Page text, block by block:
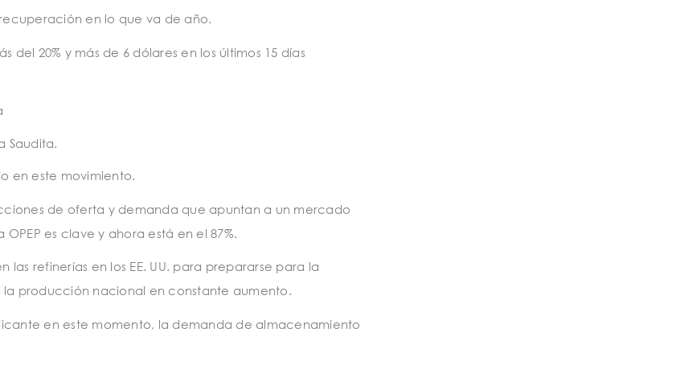
en lo que va de año.
20% y más de 6 dólares en los últimos 15 días
Saudita.
en este movimiento.
de oferta y demanda que apuntan a un mercado
es clave y ahora está en el 87%.
refinerías en los EE. UU. para prepararse para la
producción nacional en constante aumento.
en este momento, la demanda de almacenamiento